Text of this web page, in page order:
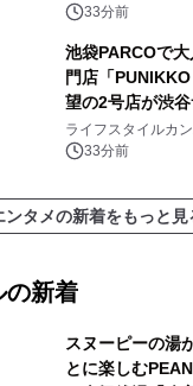
演奏で参加も！
33分前
池袋PARCOで
門店「
望の2号店が渋
21日オープン！
ライフスタイルカ
33分前
ンタメの新着をもっと見
の新着
スヌーピーの湯
とに楽しむ